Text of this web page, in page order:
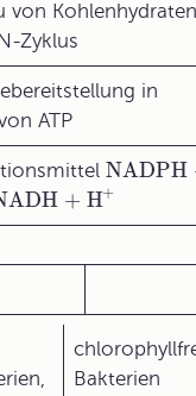
von
Zyklus
in
ATP
NADPH
+ H+
Bakterien